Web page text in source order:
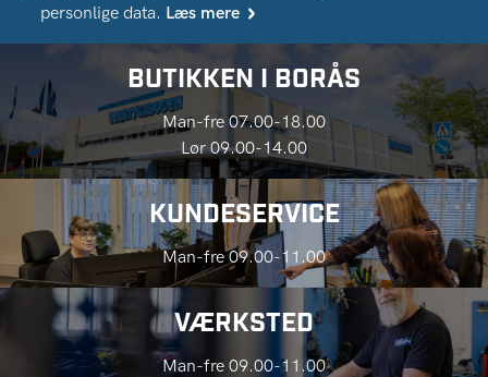
personlige data. Læs mere
BUTIKKEN I BORÅS
Man-fre 07.00-18.00
Lør 09.00-14.00
KUNDESERVICE
Man-fre 09.00-11.00
VÆRKSTED
Man-fre 09.00-11.00